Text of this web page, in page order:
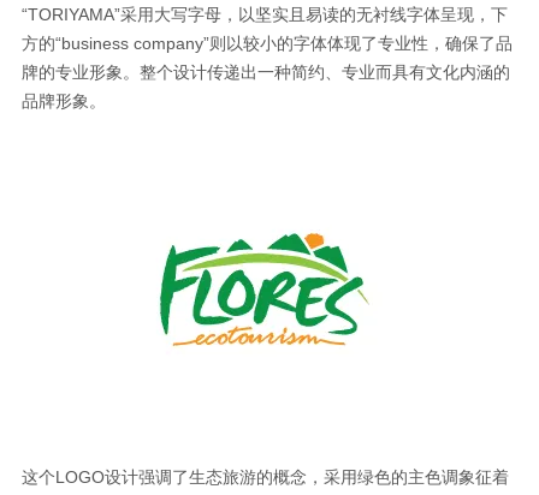
“TORIYAMA”采用大写字母，以坚实且易读的无衬线字体呈现，下
方的“business company”则以较小的字体体现了专业性，确保了品
牌的专业形象。整个设计传递出一种简约、专业而具有文化内涵的
品牌形象。
这个LOGO设计强调了生态旅游的概念，采用绿色的主色调象征着